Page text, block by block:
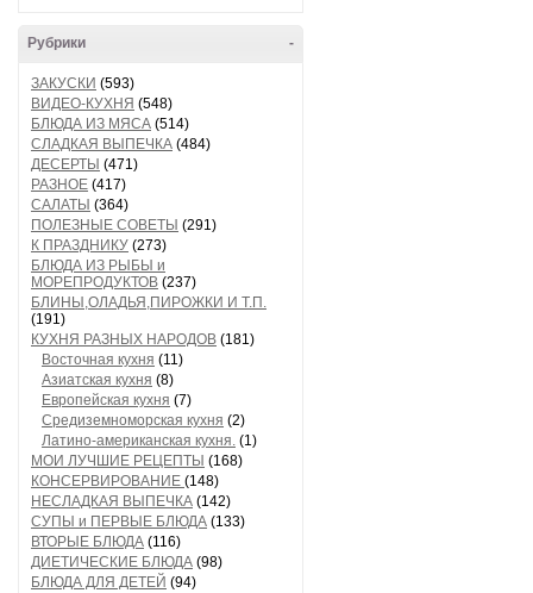
-
Рубрики
ЗАКУСКИ (593)
ВИДЕО-КУХНЯ (548)
БЛЮДА ИЗ МЯСА (514)
СЛАДКАЯ ВЫПЕЧКА (484)
ДЕСЕРТЫ (471)
РАЗНОЕ (417)
САЛАТЫ (364)
ПОЛЕЗНЫЕ СОВЕТЫ (291)
К ПРАЗДНИКУ (273)
БЛЮДА ИЗ РЫБЫ и
МОРЕПРОДУКТОВ (237)
БЛИНЫ,ОЛАДЬЯ,ПИРОЖКИ И Т.П.
(191)
КУХНЯ РАЗНЫХ НАРОДОВ (181)
Восточная кухня (11)
Азиатская кухня (8)
Европейская кухня (7)
Средиземноморская кухня (2)
Латино-американская кухня. (1)
МОИ ЛУЧШИЕ РЕЦЕПТЫ (168)
КОНСЕРВИРОВАНИЕ (148)
НЕСЛАДКАЯ ВЫПЕЧКА (142)
СУПЫ и ПЕРВЫЕ БЛЮДА (133)
ВТОРЫЕ БЛЮДА (116)
ДИЕТИЧЕСКИЕ БЛЮДА (98)
БЛЮДА ДЛЯ ДЕТЕЙ (94)